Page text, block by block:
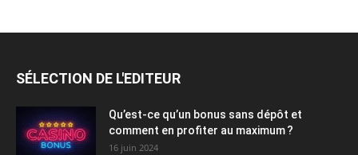
SÉLECTION DE L'EDITEUR
Qu’est-ce qu’un bonus sans dépôt et
comment en profiter au maximum ?
16 juin 2024